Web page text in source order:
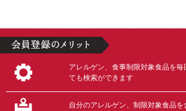
アレルゲン、食事制限対象食品を毎
ても検索ができます
自分のアレルゲン、制限対象食品を